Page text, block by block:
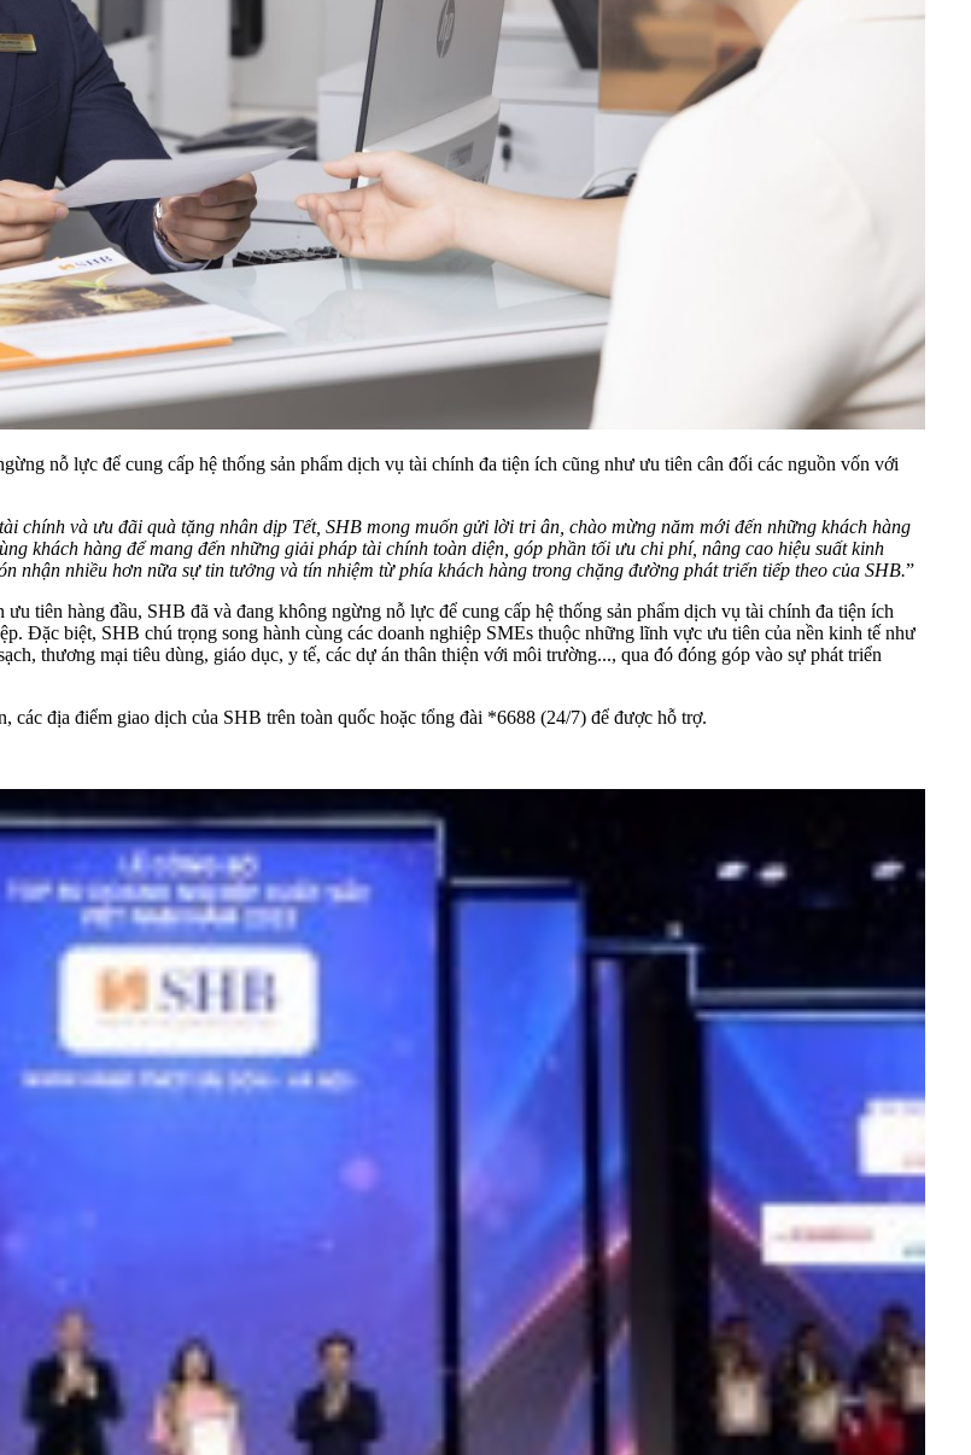
nỗ lực để cung cấp hệ thống sản phẩm dịch vụ tài chính đa tiện ích cũng như ưu tiên cân đối các nguồn vốn với
chính và ưu đãi quà tặng nhân dịp Tết, SHB mong muốn gửi lời tri ân, chào mừng năm mới đến những khách hàng
khách hàng để mang đến những giải pháp tài chính toàn diện, góp phần tối ưu chi phí, nâng cao hiệu suất kinh
nhận nhiều hơn nữa sự tin tưởng và tín nhiệm từ phía khách hàng trong chặng đường phát triển tiếp theo của SHB.”
tiên hàng đầu, SHB đã và đang không ngừng nỗ lực để cung cấp hệ thống sản phẩm dịch vụ tài chính đa tiện ích
Đặc biệt, SHB chú trọng song hành cùng các doanh nghiệp SMEs thuộc những lĩnh vực ưu tiên của nền kinh tế như
thương mại tiêu dùng, giáo dục, y tế, các dự án thân thiện với môi trường..., qua đó đóng góp vào sự phát triển
, các địa điểm giao dịch của SHB trên toàn quốc hoặc tổng đài *6688 (24/7) để được hỗ trợ.